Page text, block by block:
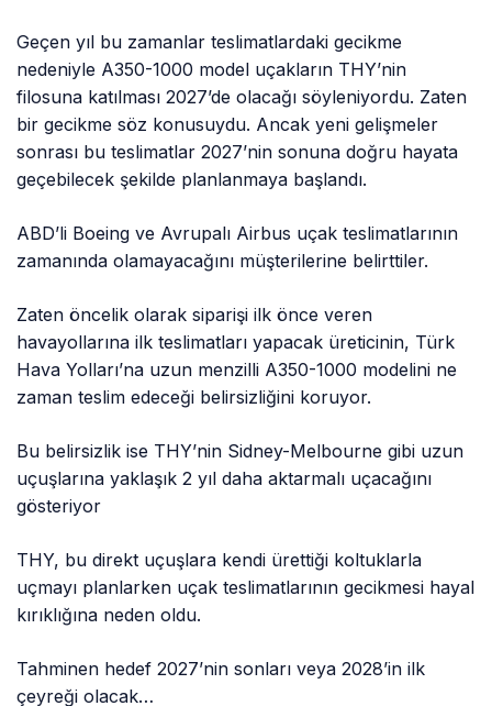
Geçen yıl bu zamanlar teslimatlardaki gecikme
nedeniyle A350-1000 model uçakların THY’nin
filosuna katılması 2027’de olacağı söyleniyordu. Zaten
bir gecikme söz konusuydu. Ancak yeni gelişmeler
sonrası bu teslimatlar 2027’nin sonuna doğru hayata
geçebilecek şekilde planlanmaya başlandı.
ABD’li Boeing ve Avrupalı Airbus uçak teslimatlarının
zamanında olamayacağını müşterilerine belirttiler.
Zaten öncelik olarak siparişi ilk önce veren
havayollarına ilk teslimatları yapacak üreticinin, Türk
Hava Yolları’na uzun menzilli A350-1000 modelini ne
zaman teslim edeceği belirsizliğini koruyor.
Bu belirsizlik ise THY’nin Sidney-Melbourne gibi uzun
uçuşlarına yaklaşık 2 yıl daha aktarmalı uçacağını
gösteriyor
THY, bu direkt uçuşlara kendi ürettiği koltuklarla
uçmayı planlarken uçak teslimatlarının gecikmesi hayal
kırıklığına neden oldu.
Tahminen hedef 2027’nin sonları veya 2028’in ilk
çeyreği olacak…